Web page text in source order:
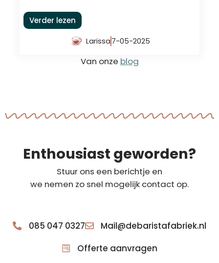
Verder lezen
Larissa 7-05-2025
Van onze blog
Enthousiast geworden?
Stuur ons een berichtje en
we nemen zo snel mogelijk contact op.
085 047 0327
Mail@debaristafabriek.nl
Offerte aanvragen